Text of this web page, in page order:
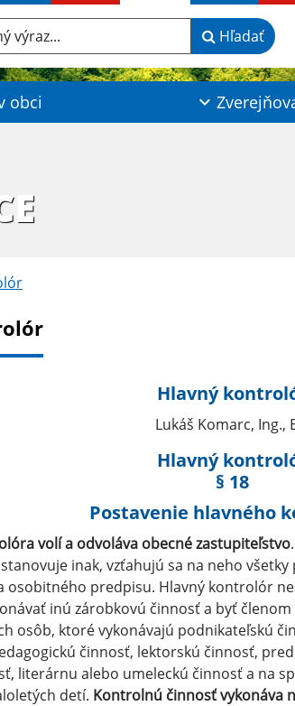
Hľadať
obci
Hlavný
Lukáš Komarc, Ing.,
Hlavný
§ 18
Postavenie hlavného
volí a odvoláva obecné zastupiteľstvo
inak, vzťahujú sa na neho
osobitného predpisu. Hlavný kontrolór
inú zárobkovú činnosť a byť
osôb, ktoré vykonávajú podnikateľskú
činnosť, lektorskú činnosť,
literárnu alebo umeleckú činnosť a na
detí. Kontrolnú činnosť vykonáva